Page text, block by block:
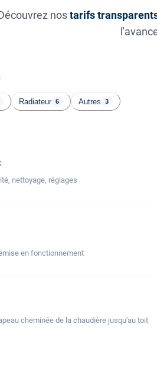
nostarifs
Radiateur 6 Autres 3
nettoyage, réglages
en fonctionnement
cheminée de la chaudière jusqu'au toit